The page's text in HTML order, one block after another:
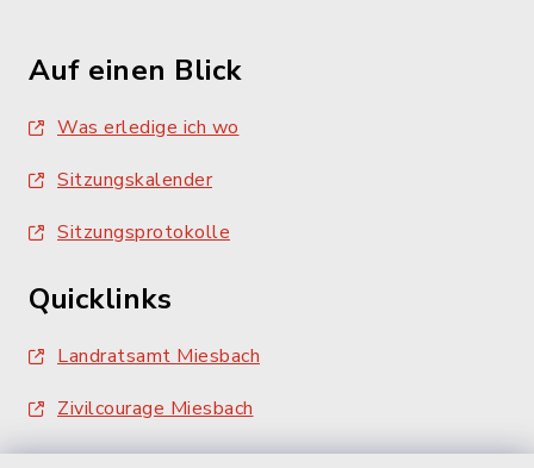
Auf einen Blick
Was erledige ich wo
Sitzungskalender
Sitzungsprotokolle
Quicklinks
Landratsamt Miesbach
Zivilcourage Miesbach